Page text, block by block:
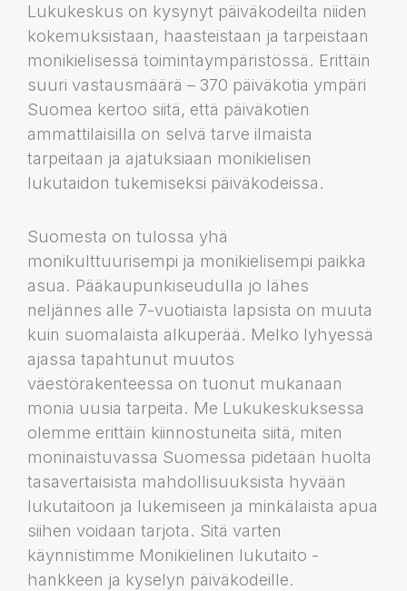
Lukukeskus on kysynyt päiväkodeilta niiden
kokemuksistaan, haasteistaan ja tarpeistaan
monikielisessä toimintaympäristössä. Erittäin
suuri vastausmäärä – 370 päiväkotia ympäri
Suomea kertoo siitä, että päiväkotien
ammattilaisilla on selvä tarve ilmaista
tarpeitaan ja ajatuksiaan monikielisen
lukutaidon tukemiseksi päiväkodeissa.
Suomesta on tulossa yhä
monikulttuurisempi ja monikielisempi paikka
asua. Pääkaupunkiseudulla jo lähes
neljännes alle 7-vuotiaista lapsista on muuta
kuin suomalaista alkuperää. Melko lyhyessä
ajassa tapahtunut muutos
väestörakenteessa on tuonut mukanaan
monia uusia tarpeita. Me Lukukeskuksessa
olemme erittäin kiinnostuneita siitä, miten
moninaistuvassa Suomessa pidetään huolta
tasavertaisista mahdollisuuksista hyvään
lukutaitoon ja lukemiseen ja minkälaista apua
siihen voidaan tarjota. Sitä varten
käynnistimme Monikielinen lukutaito -
hankkeen ja kyselyn päiväkodeille.